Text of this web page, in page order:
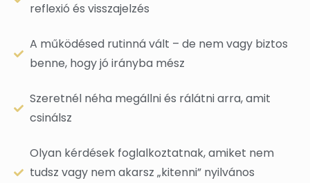
reflexió és visszajelzés
A működésed rutinná vált – de nem vagy biztos
benne, hogy jó irányba mész
Szeretnél néha megállni és rálátni arra, amit
csinálsz
Olyan kérdések foglalkoztatnak, amiket nem
tudsz vagy nem akarsz „kitenni” nyilvános